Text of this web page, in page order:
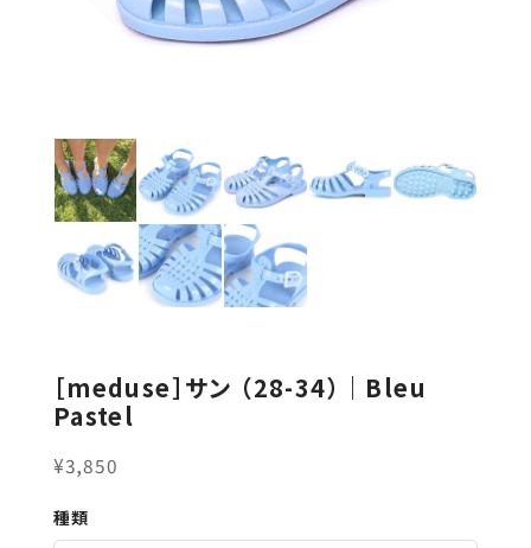
［meduse］サン （28-34）｜Bleu
Pastel
¥3,850
種類